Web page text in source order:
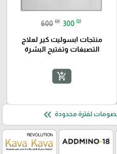
600 ₪ 300 ₪
منتجات ابسوليت كير لعلاج
التصبغات وتفتيح البشرة
add_shopping_cart
لفترة محدودة keyboard_double_arrow_left